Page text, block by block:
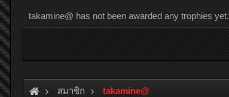
takamine@ has not been awarded any trophies yet.
สมาชิก takamine@